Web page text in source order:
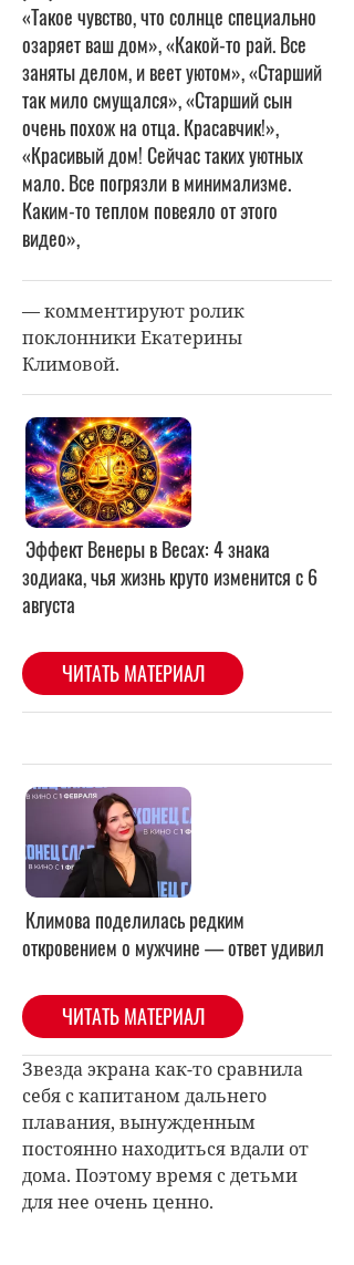
«Такое чувство, что солнце специально
озаряет ваш дом», «Какой-то рай. Все
заняты делом, и веет уютом», «Старший
так мило смущался», «Старший сын
очень похож на отца. Красавчик!»,
«Красивый дом! Сейчас таких уютных
мало. Все погрязли в минимализме.
Каким-то теплом повеяло от этого
видео»,
— комментируют ролик
поклонники Екатерины
Климовой.
Климова поделилась редким
откровением о мужчине — ответ удивил
ЧИТАТЬ МАТЕРИАЛ
Звезда экрана как-то сравнила
себя с капитаном дальнего
плавания, вынужденным
постоянно находиться вдали от
дома. Поэтому время с детьми
для нее очень ценно.